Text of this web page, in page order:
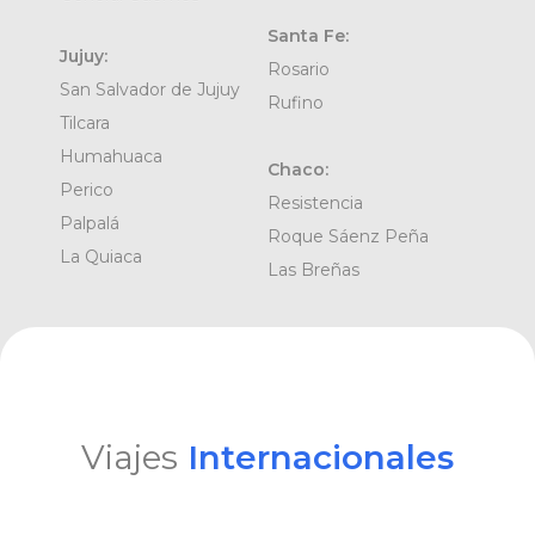
Jujuy:
San Salvador de Jujuy
Tilcara
Humahuaca
Perico
Palpalá
La Quiaca
Santa Fe:
Rosario
Rufino
Chaco:
Resistencia
Roque Sáenz Peña
Las Breñas
Viajes Internacionales